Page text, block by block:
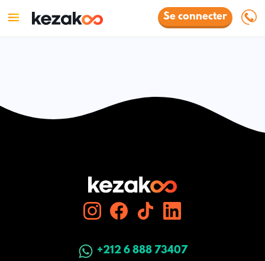
Se connecter
+212 6 888 73407